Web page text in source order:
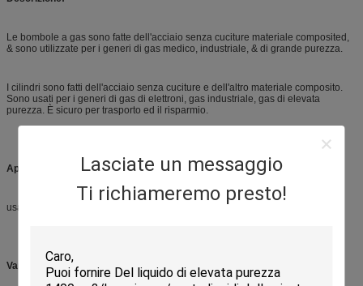
Lasciate un messaggio
Ti richiameremo presto!
Le bombole a gas sono fatte dell'acciaio senza cuciture materiale composited,
& sono utilizzate per i generi di gas medico, industriale, & di grande purezza.
I cilindri sono fatti dell'acciaio senza cuciture e dell'altro materiale composito.
Sono usati per i generi di gas di elettroni, gas industriale, gas di elevata
purezza. È sicuro per trasporto ed il risparmio.
Applicazioni:
usato per i generi di gas medico, industriale, & di grande purezza.
Vantaggio competitivo: